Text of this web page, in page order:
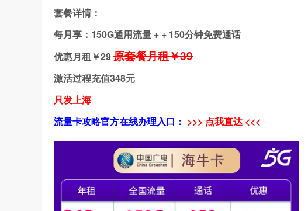
套餐详情：
每月享：150G通用流量 + + 150分钟免费通话
优惠月租￥29原套餐月租￥39
激活过程充值348元
只发上海
流量卡攻略官方在线办理入口： >>> 点我直达 <<<